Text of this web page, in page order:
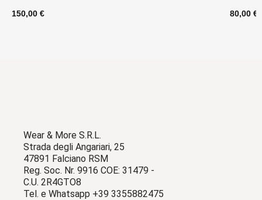
150,00 € 80,00 €
Wear & More S.R.L.
Strada degli Angariari, 25
47891 Falciano RSM
Reg. Soc. Nr. 9916 COE: 31479 -
C.U. 2R4GTO8
Tel. e Whatsapp +39 3355882475